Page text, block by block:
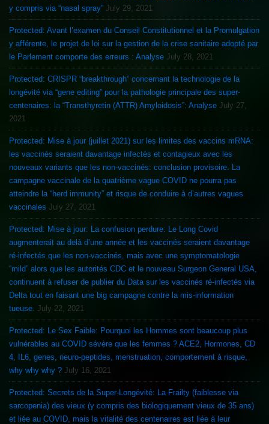
y compris via “nasal spray” July 29, 2021
Protected: Avant l’examen du Conseil Constitutionnel et la Promulgation
y afférente, le projet de loi sur la gestion de la crise sanitaire adopté par
le Parlement comporte des erreurs : Analyse July 28, 2021
Protected: CRISPR “breakthrough” concernant la technologie de la
longévité via “gene editing” pour la pathologie principale des super-
centenaires: la “Transthyretin (ATTR) Amyloidosis”: Analyse July 27,
2021
Protected: Mise à jour (juillet 2021) sur les limites des vaccins mRNA:
les vaccinés seraient davantage infectés et contagieux avec les
nouveaux variants que les non-vaccinés: conclusion provisoire. La
campagne vaccinale de la quatrième vague COVID ne pourra pas
atteindre la “herd immunity” et risque de conduire à d’autres vagues
vaccinales July 27, 2021
Protected: Mise à jour: La confusion perdure: Le Long Covid
augmenterait au delà d’une année et les vaccinés seraient davantage
ré-infectés que les non-vaccinés, mais avec une symptomatologie
“mild” alors que les autorités CDC et le nouveau Surgeon General USA,
continuent à refuser de publier du Data sur les vaccinés ré-infectés via
Delta tout en faisant une big campagne contre la mis-information
tueuse. July 22, 2021
Protected: Le Sex Faible: Pourquoi les Hommes sont beaucoup plus
vulnérables au COVID sévère que les femmes ? ACE2, Hormones, CD
4, IL6, genes, neuro-peptides, menstruation, comportement à risque,
why why why ? July 16, 2021
Protected: Secrets de la Super-Longévité: La Frailty (faiblesse via
sarcopenia) des vieux (y compris des biologiquement vieux de 35 ans)
et liée au COVID, mais la vitalité des centenaires est liée à leur